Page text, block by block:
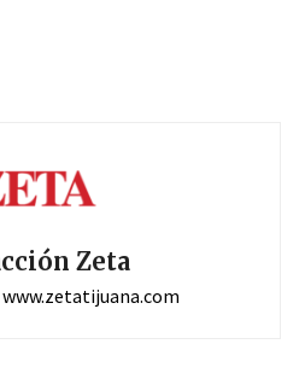
Zeta
www.zetatijuana.com